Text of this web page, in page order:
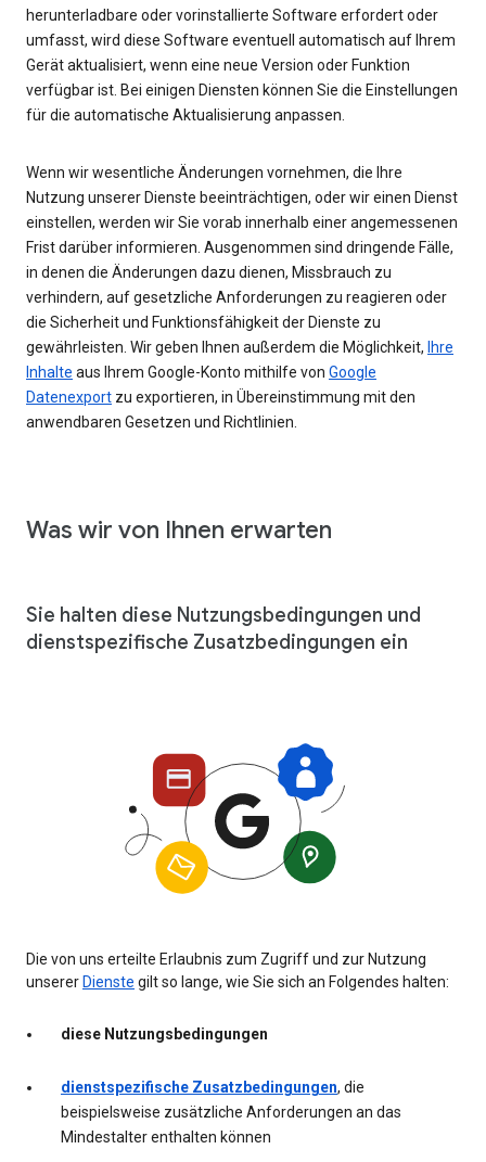
herunterladbare oder vorinstallierte Software erfordert oder
umfasst, wird diese Software eventuell automatisch auf Ihrem
Gerät aktualisiert, wenn eine neue Version oder Funktion
verfügbar ist. Bei einigen Diensten können Sie die Einstellungen
für die automatische Aktualisierung anpassen.
Wenn wir wesentliche Änderungen vornehmen, die Ihre
Nutzung unserer Dienste beeinträchtigen, oder wir einen Dienst
einstellen, werden wir Sie vorab innerhalb einer angemessenen
Frist darüber informieren. Ausgenommen sind dringende Fälle,
in denen die Änderungen dazu dienen, Missbrauch zu
verhindern, auf gesetzliche Anforderungen zu reagieren oder
die Sicherheit und Funktionsfähigkeit der Dienste zu
gewährleisten. Wir geben Ihnen außerdem die Möglichkeit, Ihre
Inhalte aus Ihrem Google-Konto mithilfe von Google
Datenexport zu exportieren, in Übereinstimmung mit den
anwendbaren Gesetzen und Richtlinien.
Was wir von Ihnen erwarten
Sie halten diese Nutzungsbedingungen und
dienstspezifische Zusatzbedingungen ein
Die von uns erteilte Erlaubnis zum Zugriff und zur Nutzung
unsererDienste gilt so lange, wie Sie sich an Folgendes halten:
diese Nutzungsbedingungen
dienstspezifische Zusatzbedingungen, die
beispielsweise zusätzliche Anforderungen an das
Mindestalter enthalten können